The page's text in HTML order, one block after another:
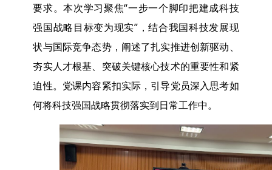
要求。本次学习聚焦“一步一个脚印把建成科技
强国战略目标变为现实”，结合我国科技发展现
状与国际竞争态势，阐述了扎实推进创新驱动、
夯实人才根基、突破关键核心技术的重要性和紧
迫性。党课内容紧扣实际，引导党员深入思考如
何将科技强国战略贯彻落实到日常工作中。